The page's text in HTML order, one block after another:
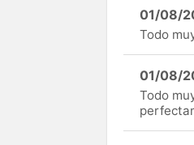
01/08/
Todo
01/08/
Todo